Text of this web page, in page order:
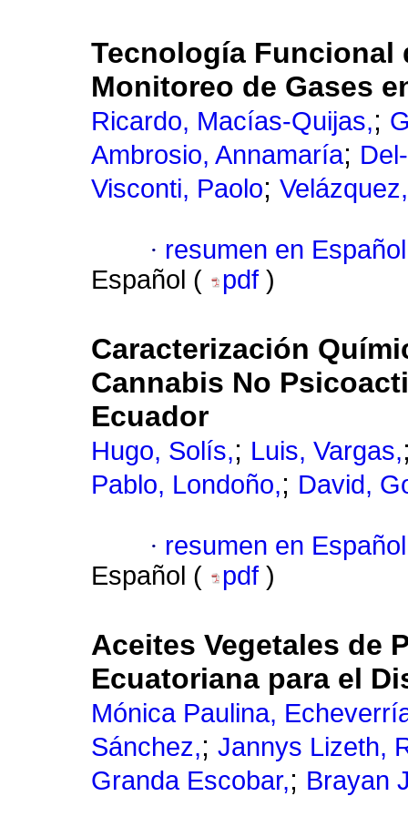
Tecnología Funcional
Monitoreo de Gases
Ricardo, Macías-Quijas,;
Ambrosio, Annamaría;
Visconti, Paolo;
· resumen en Español
Español (
pdf )
Caracterización
Cannabis No
Ecuador
Hugo, Solís,; Luis, Vargas,
Pablo, Londoño,; David,
· resumen en Español
Español (
pdf )
Aceites Vegetales de
Ecuatoriana para el
Mónica Paulina,
Sánchez,; Jannys Lizeth,
Granda Escobar,; Brayan